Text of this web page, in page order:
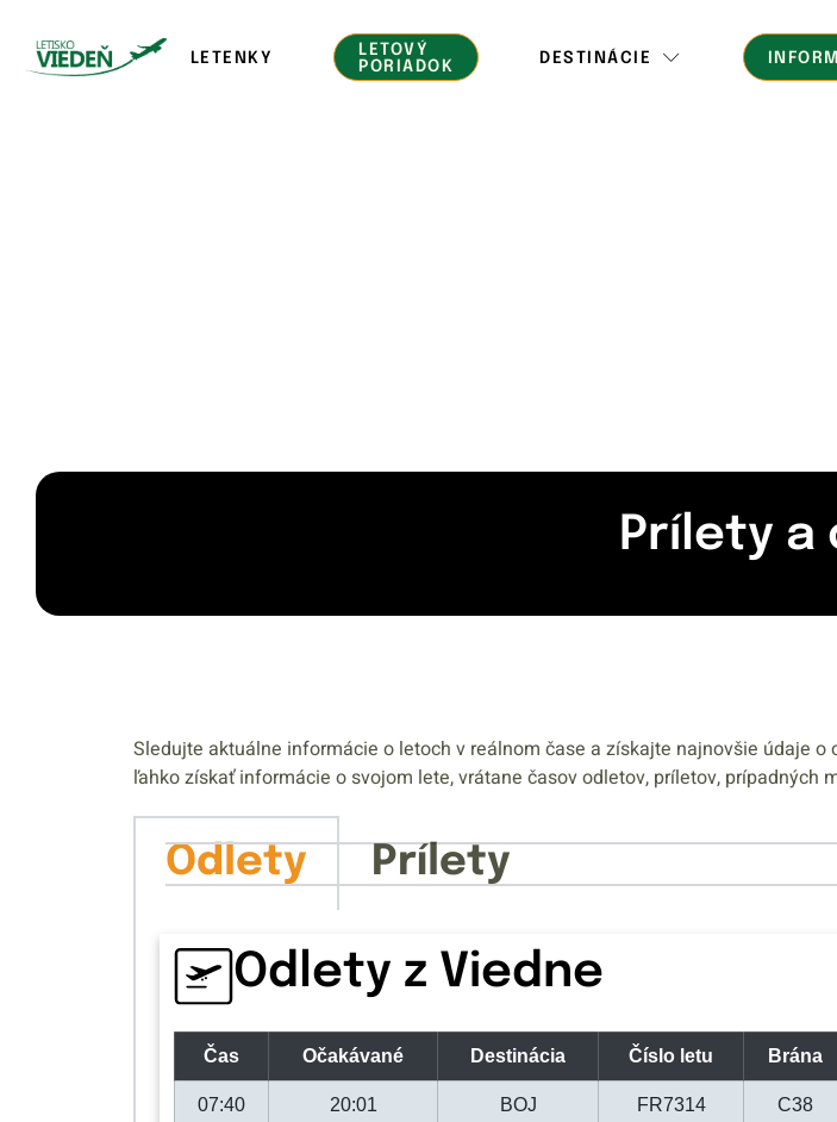
LETENKY
LETOVÝ
PORIADOK
DESTINÁCIE
Prílety a
Sledujte aktuálne informácie o letoch v reálnom čase a získajte najnovšie údaje
ľahko získať informácie o svojom lete, vrátane časov odletov, príletov, prípadných
Odlety Prílety
Odlety z Viedne
Čas Očakávané Destinácia Číslo letu Brána
07:40 20:01 BOJ FR7314 C38